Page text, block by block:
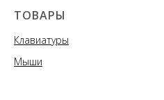
ТОВАРЫ
Клавиатуры
Мыши